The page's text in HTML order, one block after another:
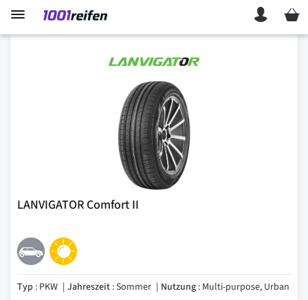
Mein
LANVIGATOR Comfort II
Typ : PKW Jahreszeit : Sommer Nutzung : Multi-purpose, Urban